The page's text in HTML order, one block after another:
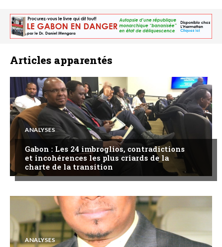
Articles apparentés
ANALYSES
Gabon : Les 24 imbroglios, contradictions
et incohérences les plus criards de la
charte de la transition
ANALYSES